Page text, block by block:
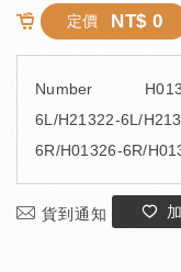
定價 NT$ 0
Number
6L/H21322-6L/
6R/H01326-6R/
貨到通知